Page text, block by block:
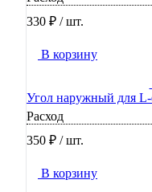
330 ₽ / шт.
В корзину
Угол наружный для L-
Расход
350 ₽ / шт.
В корзину